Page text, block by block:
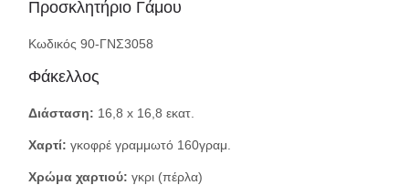
Προσκλητήριο Γάμου
Κωδικός 90-ΓΝΣ3058
Φάκελλος
Διάσταση: 16,8 x 16,8 εκατ.
Χαρτί: γκοφρέ γραμμωτό 160γραμ.
Χρώμα χαρτιού: γκρι (πέρλα)